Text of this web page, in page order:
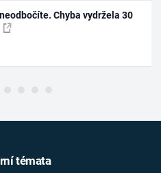
Chyba vydržela 30
témata